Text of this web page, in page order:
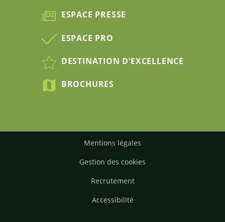
ESPACE PRESSE
ESPACE PRO
DESTINATION D’EXCELLENCE
BROCHURES
Mentions légales
Gestion des cookies
Recrutement
Accessibilité